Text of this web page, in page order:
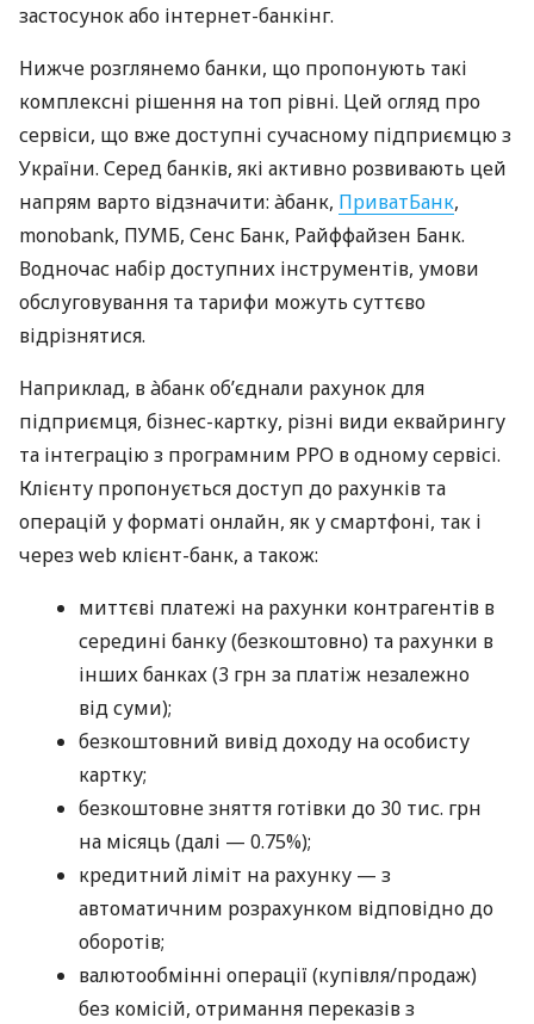
застосунок або інтернет-банкінг.
Нижче розглянемо банки, що пропонують такі
комплексні рішення на топ рівні. Цей огляд про
сервіси, що вже доступні сучасному підприємцю з
України. Серед банків, які активно розвивають цей
напрям варто відзначити: àбанк, ПриватБанк,
monobank, ПУМБ, Сенс Банк, Райффайзен Банк.
Водночас набір доступних інструментів, умови
обслуговування та тарифи можуть суттєво
відрізнятися.
Наприклад, в àбанк об’єднали рахунок для
підприємця, бізнес-картку, різні види еквайрингу
та інтеграцію з програмним РРО в одному сервісі.
Клієнту пропонується доступ до рахунків та
операцій у форматі онлайн, як у смартфоні, так і
через web клієнт-банк, а також:
миттєві платежі на рахунки контрагентів в
середині банку (безкоштовно) та рахунки в
інших банках (3 грн за платіж незалежно
від суми);
безкоштовний вивід доходу на особисту
картку;
безкоштовне зняття готівки до 30 тис. грн
на місяць (далі — 0.75%);
кредитний ліміт на рахунку — з
автоматичним розрахунком відповідно до
оборотів;
валютообмінні операції (купівля/продаж)
без комісій, отримання переказів з